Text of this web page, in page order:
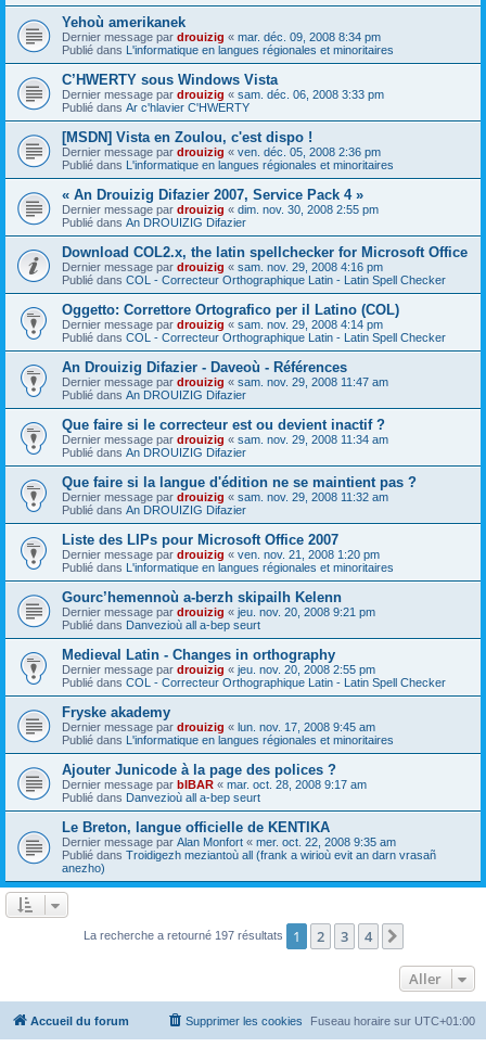
Yehoù amerikanek
Dernier message par drouizig « mar. déc. 09, 2008 8:34 pm
Publié dans L'informatique en langues régionales et minoritaires
C’HWERTY sous Windows Vista
Dernier message par drouizig « sam. déc. 06, 2008 3:33 pm
Publié dans Ar c'hlavier C'HWERTY
[MSDN] Vista en Zoulou, c'est dispo !
Dernier message par drouizig « ven. déc. 05, 2008 2:36 pm
Publié dans L'informatique en langues régionales et minoritaires
« An Drouizig Difazier 2007, Service Pack 4 »
Dernier message par drouizig « dim. nov. 30, 2008 2:55 pm
Publié dans An DROUIZIG Difazier
Download COL2.x, the latin spellchecker for Microsoft Office
Dernier message par drouizig « sam. nov. 29, 2008 4:16 pm
Publié dans COL - Correcteur Orthographique Latin - Latin Spell Checker
Oggetto: Correttore Ortografico per il Latino (COL)
Dernier message par drouizig « sam. nov. 29, 2008 4:14 pm
Publié dans COL - Correcteur Orthographique Latin - Latin Spell Checker
An Drouizig Difazier - Daveoù - Références
Dernier message par drouizig « sam. nov. 29, 2008 11:47 am
Publié dans An DROUIZIG Difazier
Que faire si le correcteur est ou devient inactif ?
Dernier message par drouizig « sam. nov. 29, 2008 11:34 am
Publié dans An DROUIZIG Difazier
Que faire si la langue d'édition ne se maintient pas ?
Dernier message par drouizig « sam. nov. 29, 2008 11:32 am
Publié dans An DROUIZIG Difazier
Liste des LIPs pour Microsoft Office 2007
Dernier message par drouizig « ven. nov. 21, 2008 1:20 pm
Publié dans L'informatique en langues régionales et minoritaires
Gourc’hemennoù a-berzh skipailh Kelenn
Dernier message par drouizig « jeu. nov. 20, 2008 9:21 pm
Publié dans Danvezioù all a-bep seurt
Medieval Latin - Changes in orthography
Dernier message par drouizig « jeu. nov. 20, 2008 2:55 pm
Publié dans COL - Correcteur Orthographique Latin - Latin Spell Checker
Fryske akademy
Dernier message par drouizig « lun. nov. 17, 2008 9:45 am
Publié dans L'informatique en langues régionales et minoritaires
Ajouter Junicode à la page des polices ?
Dernier message par bIBAR « mar. oct. 28, 2008 9:17 am
Publié dans Danvezioù all a-bep seurt
Le Breton, langue officielle de KENTIKA
Dernier message par Alan Monfort « mer. oct. 22, 2008 9:35 am
Publié dans Troidigezh meziantoù all (frank a wirioù evit an darn vrasañ
anezho)
La recherche a retourné 197 résultats 1 2 3 4
Aller
Accueil du forum Fuseau horaire sur UTC+01:00
Supprimer les cookies